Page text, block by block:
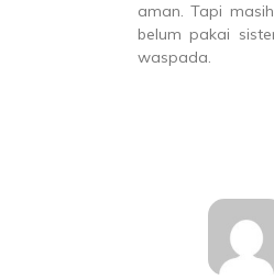
aman. Tapi
belum pakai
waspada.